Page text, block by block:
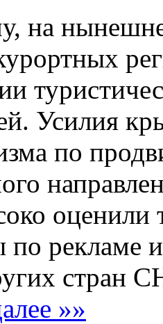
на
Усилия
по
оценили
по рекламе
стран
»»